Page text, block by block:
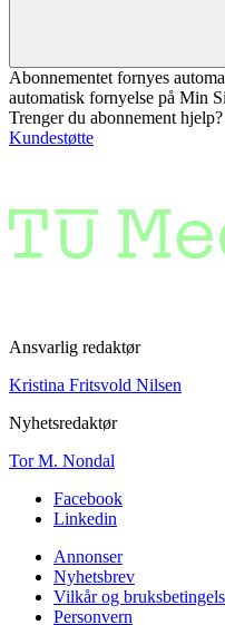
Abonnementet fornyes
automatisk fornyelse på Min
Trenger du abonnement
Kundestøtte
Ansvarlig redaktør
Kristina Fritsvold Nilsen
Nyhetsredaktør
Tor M. Nondal
Facebook
Linkedin
Annonser
Nyhetsbrev
Vilkår og
Personvern